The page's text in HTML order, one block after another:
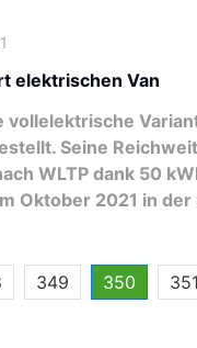
elektrischen Van
vollelektrische
Seine
WLTP dank 50
Oktober 2021 in der
349 350 351